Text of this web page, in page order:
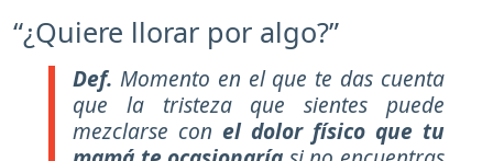
“¿Quiere llorar por algo?”
Def. Momento en el que te das cuenta
que la tristeza que sientes puede
mezclarse con el dolor físico que tu